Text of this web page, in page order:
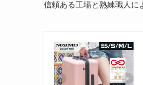
信頼ある工場と熟練職人に